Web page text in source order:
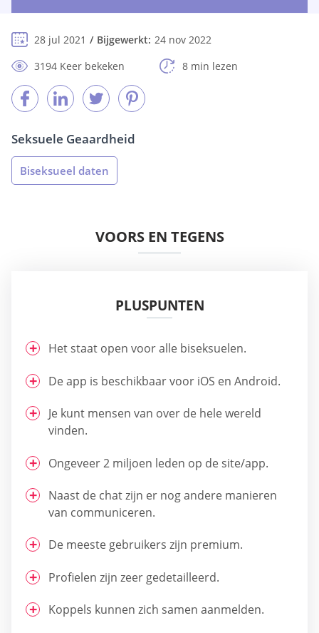
28 jul 2021 Bijgewerkt: 24 nov 2022
3194 Keer bekeken
8 min lezen
Seksuele Geaardheid
Biseksueel daten
VOORS EN TEGENS
PLUSPUNTEN
Het staat open voor alle biseksuelen.
De app is beschikbaar voor iOS en Android.
Je kunt mensen van over de hele wereld
vinden.
Ongeveer 2 miljoen leden op de site/app.
Naast de chat zijn er nog andere manieren
van communiceren.
De meeste gebruikers zijn premium.
Profielen zijn zeer gedetailleerd.
Koppels kunnen zich samen aanmelden.